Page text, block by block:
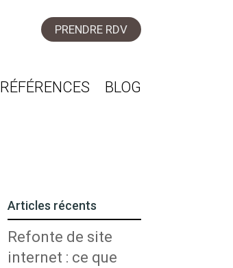
PRENDRE RDV
RÉFÉRENCES BLOG
Articles récents
Refonte de site
internet : ce que